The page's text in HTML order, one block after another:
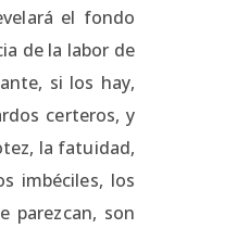
el fondo
de la labor de
si los hay,
certeros, y
la fatuidad,
imbéciles, los
parezcan, son